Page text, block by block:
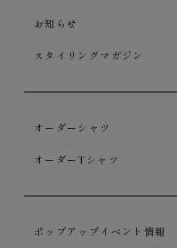
お知らせ
スタイリングマガジン
オーダーシャツ
オーダーTシャツ
ポップアップイベント情報